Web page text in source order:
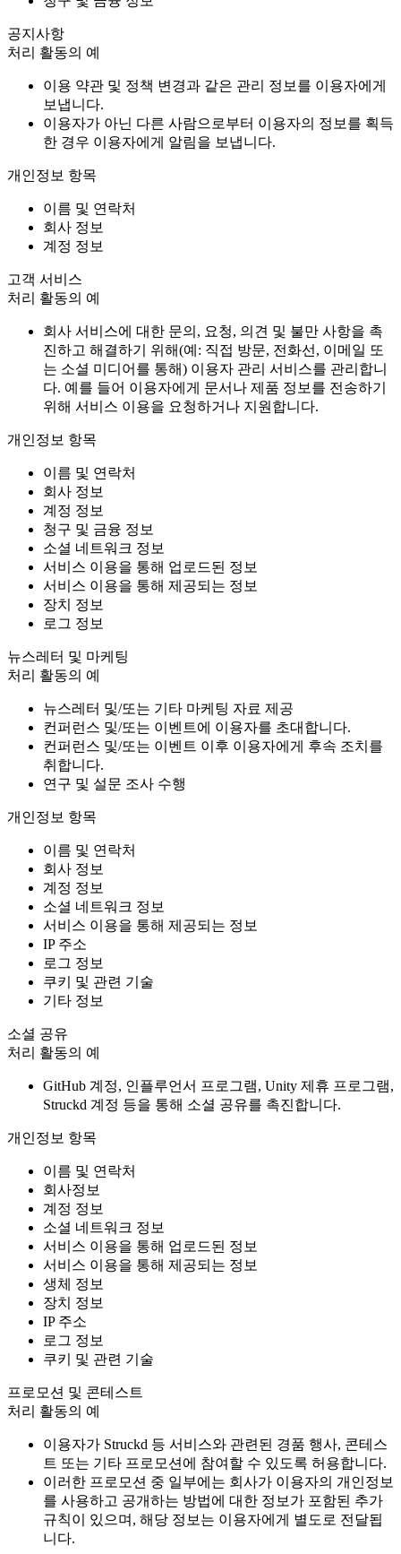
공지사항
처리 활동의 예
이용 약관 및 정책 변경과 같은 관리 정보를 이용자에게
보냅니다.
이용자가 아닌 다른 사람으로부터 이용자의 정보를 획득
한 경우 이용자에게 알림을 보냅니다.
개인정보 항목
이름 및 연락처
회사 정보
계정 정보
고객 서비스
처리 활동의 예
회사 서비스에 대한 문의, 요청, 의견 및 불만 사항을 촉
진하고 해결하기 위해(예: 직접 방문, 전화선, 이메일 또
는 소셜 미디어를 통해) 이용자 관리 서비스를 관리합니
다. 예를 들어 이용자에게 문서나 제품 정보를 전송하기
위해 서비스 이용을 요청하거나 지원합니다.
개인정보 항목
이름 및 연락처
회사 정보
계정 정보
청구 및 금융 정보
소셜 네트워크 정보
서비스 이용을 통해 업로드된 정보
서비스 이용을 통해 제공되는 정보
장치 정보
로그 정보
뉴스레터 및 마케팅
처리 활동의 예
뉴스레터 및/또는 기타 마케팅 자료 제공
컨퍼런스 및/또는 이벤트에 이용자를 초대합니다.
컨퍼런스 및/또는 이벤트 이후 이용자에게 후속 조치를
취합니다.
연구 및 설문 조사 수행
개인정보 항목
이름 및 연락처
회사 정보
계정 정보
소셜 네트워크 정보
서비스 이용을 통해 제공되는 정보
IP 주소
로그 정보
쿠키 및 관련 기술
기타 정보
소셜 공유
처리 활동의 예
GitHub 계정, 인플루언서 프로그램, Unity 제휴 프로그램,
Struckd 계정 등을 통해 소셜 공유를 촉진합니다.
개인정보 항목
이름 및 연락처
회사정보
계정 정보
소셜 네트워크 정보
서비스 이용을 통해 업로드된 정보
서비스 이용을 통해 제공되는 정보
생체 정보
장치 정보
IP 주소
로그 정보
쿠키 및 관련 기술
프로모션 및 콘테스트
처리 활동의 예
이용자가 Struckd 등 서비스와 관련된 경품 행사, 콘테스
트 또는 기타 프로모션에 참여할 수 있도록 허용합니다.
이러한 프로모션 중 일부에는 회사가 이용자의 개인정보
를 사용하고 공개하는 방법에 대한 정보가 포함된 추가
규칙이 있으며, 해당 정보는 이용자에게 별도로 전달됩
니다.